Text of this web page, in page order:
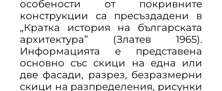
особености от покривните
конструкции са пресъздадени в
„Кратка история на българската
архитектура” (Златев 1965).
Информацията е представена
основно със скици на една или
две фасади, разрез, безразмерни
скици на разпределения, рисунки